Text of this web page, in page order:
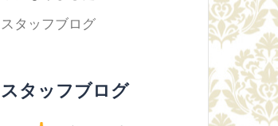
スタッフブログ
スタッフブログ